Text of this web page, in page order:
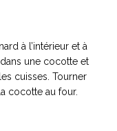
à l’intérieur et à
dans une cocotte et
cuisses. Tourner
cocotte au four.